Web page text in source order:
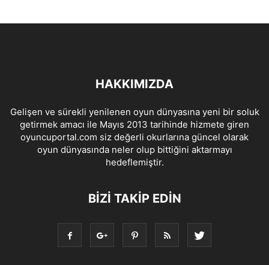
HAKKIMIZDA
Gelişen ve sürekli yenilenen oyun dünyasına yeni bir soluk
getirmek amacı ile Mayıs 2013 tarihinde hizmete giren
oyuncuportal.com siz değerli okurlarına güncel olarak
oyun dünyasında neler olup bittiğini aktarmayı
hedeflemiştir.
BIZI TAKIP EDIN